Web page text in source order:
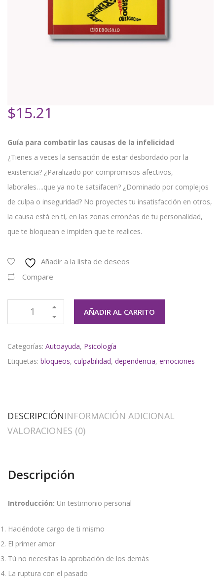
$15.21
Guía para combatir las causas de la infelicidad
¿Tienes a veces la sensación de estar desbordado por la
existencia? ¿Paralizado por compromisos afectivos,
laborales….que ya no te satsifacen? ¿Dominado por complejos
de culpa o inseguridad? No proyectes tu insatisfacción en otros,
la causa está en ti, en las zonas erronéas de tu personalidad,
que te bloquean e impiden que te realices.
Añadir a la lista de deseos
Compare
AÑADIR AL CARRITO
Categorías: Autoayuda, Psicología
Etiquetas: bloqueos, culpabilidad, dependencia, emociones
DESCRIPCIÓNINFORMACIÓN ADICIONAL
VALORACIONES (0)
Descripción
Introducción: Un testimonio personal
Haciéndote cargo de ti mismo
El primer amor
Tú no necesitas la aprobación de los demás
La ruptura con el pasado